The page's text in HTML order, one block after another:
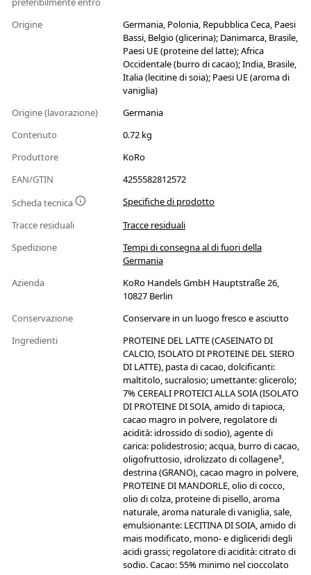
Origine
Germania, Polonia, Repubblica Ceca, Paesi
Bassi, Belgio (glicerina); Danimarca, Brasile,
Paesi UE (proteine del latte); Africa
Occidentale (burro di cacao); India, Brasile,
Italia (lecitine di soia); Paesi UE (aroma di
vaniglia)
Origine (lavorazione)
Germania
Contenuto
0.72 kg
Produttore
KoRo
EAN/GTIN
4255582812572
Scheda tecnica
Specifiche di prodotto
Tracce residuali
Tracce residuali
Spedizione
Tempi di consegna al di fuori della
Germania
Azienda
KoRo Handels GmbH Hauptstraße 26,
10827 Berlin
Conservazione
Conservare in un luogo fresco e asciutto
Ingredienti
PROTEINE DEL LATTE (CASEINATO DI
CALCIO, ISOLATO DI PROTEINE DEL SIERO
DI LATTE), pasta di cacao, dolcificanti:
maltitolo, sucralosio; umettante: glicerolo;
7% CEREALI PROTEICI ALLA SOIA (ISOLATO
DI PROTEINE DI SOIA, amido di tapioca,
cacao magro in polvere, regolatore di
acidità: idrossido di sodio), agente di
carica: polidestrosio; acqua, burro di cacao,
oligofruttosio, idrolizzato di collagene³,
destrina (GRANO), cacao magro in polvere,
PROTEINE DI MANDORLE, olio di cocco,
olio di colza, proteine di pisello, aroma
naturale, aroma naturale di vaniglia, sale,
emulsionante: LECITINA DI SOIA, amido di
mais modificato, mono- e digliceridi degli
acidi grassi; regolatore di acidità: citrato di
sodio. Cacao: 55% minimo nel cioccolato